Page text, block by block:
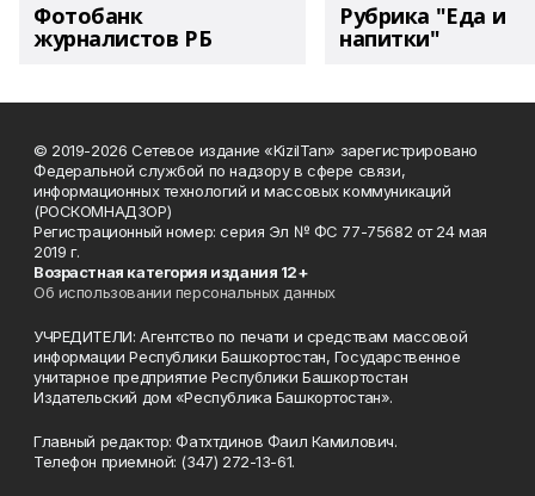
Фотобанк
журналистов РБ
Рубрика "Еда и
напитки"
© 2019-2026 Сетевое издание «KizilTan» зарегистрировано
Федеральной службой по надзору в сфере связи,
информационных технологий и массовых коммуникаций
(РОСКОМНАДЗОР)
Регистрационный номер: серия Эл № ФС 77-75682 от 24 мая
2019 г.
Возрастная категория издания 12+
Об использовании персональных данных
УЧРЕДИТЕЛИ: Агентство по печати и средствам массовой
информации Республики Башкортостан, Государственное
унитарное предприятие Республики Башкортостан
Издательский дом «Республика Башкортостан».
Главный редактор: Фатхтдинов Фаил Камилович.
Телефон приемной: (347) 272-13-61.